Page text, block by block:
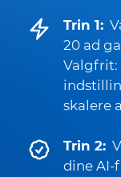
Trin 1:
20 ad
Valgfrit:
skalere
Trin 2:
dine AI-